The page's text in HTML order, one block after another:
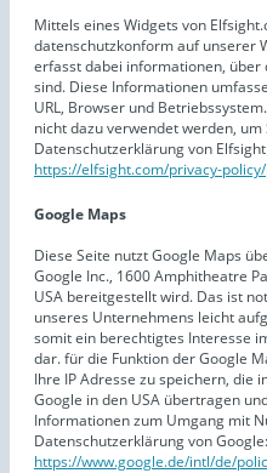
Mittels eines Widgets von
datenschutzkonform auf unserer
erfasst dabei informationen,
sind. Diese Informationen
URL, Browser und
nicht dazu verwendet werden,
Datenschutzerklärung von
https://elfsight.com/privacy-policy/
Google Maps
Diese Seite nutzt Google Maps
Google Inc., 1600 Amphitheatre
USA bereitgestellt wird. Das ist
unseres Unternehmens leicht
somit ein berechtigtes Interesse
dar. für die Funktion der Google
Ihre IP Adresse zu speichern, die
Google in den USA übertragen
Informationen zum Umgang mit
Datenschutzerklärung von Google:
https://www.google.de/intl/de/